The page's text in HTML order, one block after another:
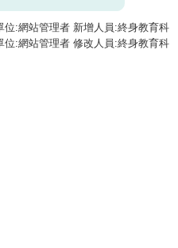
位:網站管理者 新增人員:終身教育科
位:網站管理者 修改人員:終身教育科